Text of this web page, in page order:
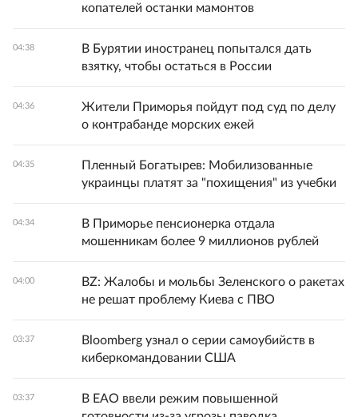
копателей останки мамонтов
04:38
В Бурятии иностранец попытался дать
взятку, чтобы остаться в России
04:36
Жители Приморья пойдут под суд по делу
о контрабанде морских ежей
04:35
Пленный Богатырев: Мобилизованные
украинцы платят за "похищения" из учебки
04:34
В Приморье пенсионерка отдала
мошенникам более 9 миллионов рублей
04:00
BZ: Жалобы и мольбы Зеленского о ракетах
не решат проблему Киева с ПВО
03:37
Bloomberg узнал о серии самоубийств в
киберкомандовании США
03:37
В ЕАО ввели режим повышенной